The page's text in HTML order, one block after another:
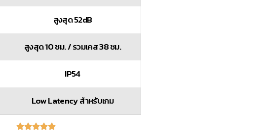
สูงสุด 52dB
สูงสุด 10 ชม. / รวมเคส 38 ชม.
IP54
Low Latency สำหรับเกม